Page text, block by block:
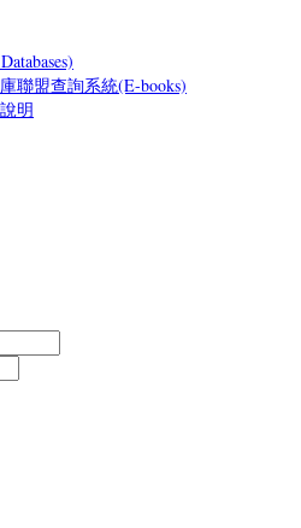
聯盟查詢系統(E-books)
明